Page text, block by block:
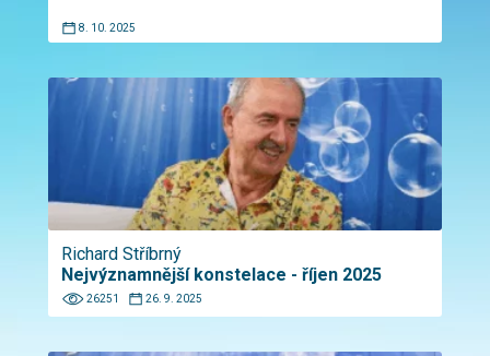
8. 10. 2025
Richard Stříbrný
Nejvýznamnější konstelace - říjen 2025
26251 26. 9. 2025